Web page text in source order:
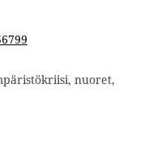
nuoret,